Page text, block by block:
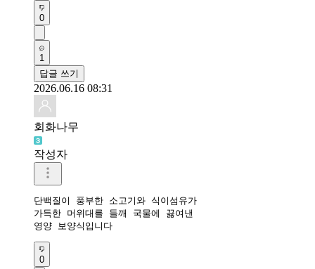
0
1
답글 쓰기
2026.06.16 08:31
회화나무
작성자
단백질이 풍부한 소고기와 식이섬유가
가득한 머위대를 들깨 국물에 끓여낸
영양 보양식입니다
0